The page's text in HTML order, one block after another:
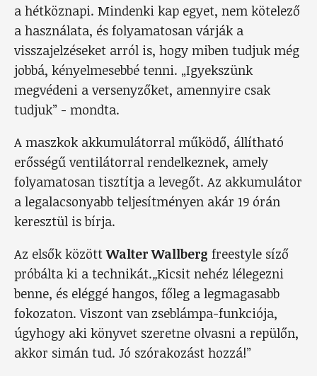
a hétköznapi. Mindenki kap egyet, nem kötelező
a használata, és folyamatosan várják a
visszajelzéseket arról is, hogy miben tudjuk még
jobbá, kényelmesebbé tenni. „Igyekszünk
megvédeni a versenyzőket, amennyire csak
tudjuk” - mondta.
A maszkok akkumulátorral működő, állítható
erősségű ventilátorral rendelkeznek, amely
folyamatosan tisztítja a levegőt. Az akkumulátor
a legalacsonyabb teljesítményen akár 19 órán
keresztül is bírja.
Az elsők közöttWalter Wallberg freestyle síző
próbálta ki a technikát.„Kicsit nehéz lélegezni
benne, és eléggé hangos, főleg a legmagasabb
fokozaton. Viszont van zseblámpa-funkciója,
úgyhogy aki könyvet szeretne olvasni a repülőn,
akkor simán tud. Jó szórakozást hozzá!”